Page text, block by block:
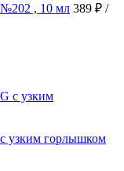
, 10 мл 389 ₽ /
узким горлышком